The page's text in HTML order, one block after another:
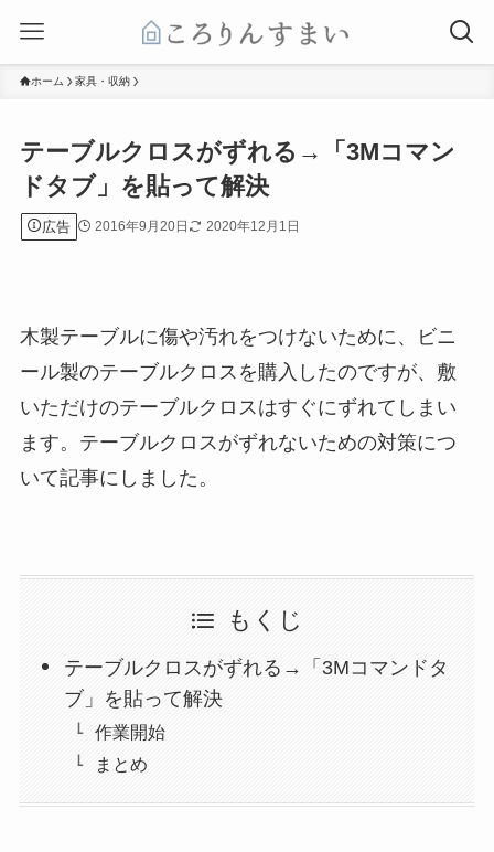
ホーム 家具・収納
テーブルクロスがずれる→「3Mコマン
ドタブ」を貼って解決
広告 2016年9月20日 2020年12月1日
木製テーブルに傷や汚れをつけないために、ビニ
ール製のテーブルクロスを購入したのですが、敷
いただけのテーブルクロスはすぐにずれてしまい
ます。テーブルクロスがずれないための対策につ
いて記事にしました。
もくじ
テーブルクロスがずれる→「3Mコマンドタ
ブ」を貼って解決
作業開始
まとめ